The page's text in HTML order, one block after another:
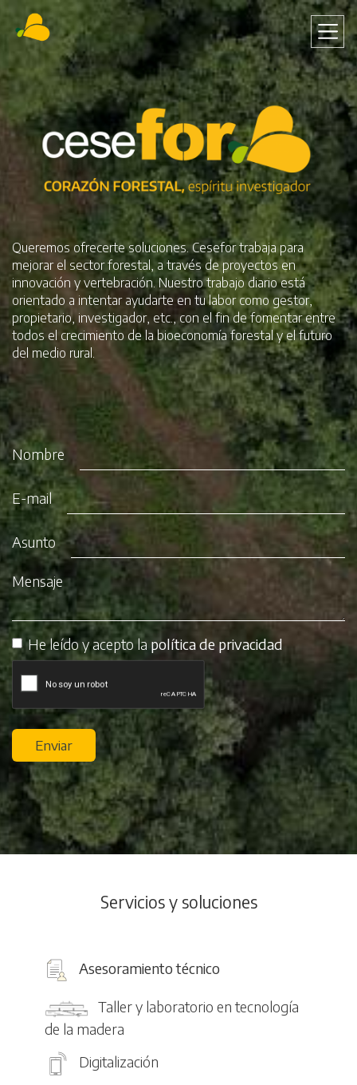
Pasar
contenido
principal
Queremos ofrecerte soluciones. Cesefor trabaja para
mejorar el sector forestal, a través de proyectos en
innovación y vertebración. Nuestro trabajo diario está
orientado a intentar ayudarte en tu labor como gestor,
propietario, investigador, etc., con el fin de fomentar entre
todos el crecimiento de la bioeconomía forestal y el futuro
del medio rural.
Nombre
E-mail
Asunto
Mensaje
He leído y acepto la política de privacidad
Enviar
Servicios y soluciones
Asesoramiento técnico
Taller y laboratorio en tecnología
de la madera
Digitalización